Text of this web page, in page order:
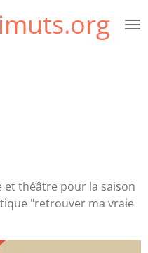
et théâtre pour la saison
"retrouver ma vraie